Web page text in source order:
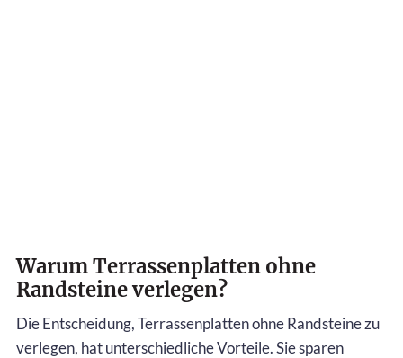
Warum Terrassenplatten ohne
Randsteine verlegen?
Die Entscheidung, Terrassenplatten ohne Randsteine zu
verlegen, hat unterschiedliche Vorteile. Sie sparen